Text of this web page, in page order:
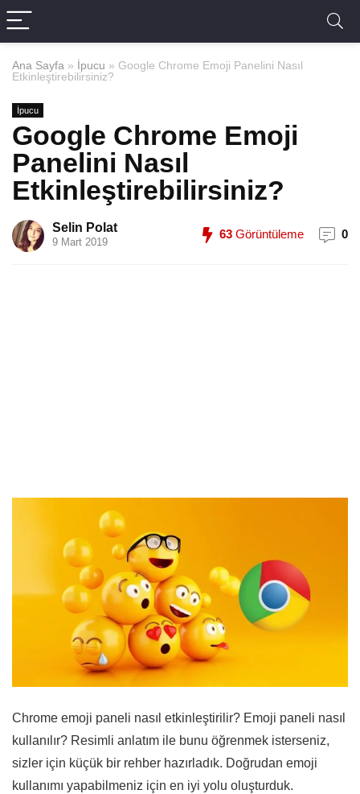
Ana Sayfa » İpucu » Google Chrome Emoji Panelini Nasıl
Etkinleştirebilirsiniz?
İpucu
Google Chrome Emoji
Panelini Nasıl
Etkinleştirebilirsiniz?
Selin Polat
9 Mart 2019
63 Görüntüleme 0
Chrome emoji paneli nasıl etkinleştirilir? Emoji paneli nasıl
kullanılır? Resimli anlatım ile bunu öğrenmek isterseniz,
sizler için küçük bir rehber hazırladık. Doğrudan emoji
kullanımı yapabilmeniz için en iyi yolu oluşturduk.